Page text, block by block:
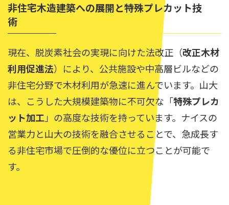
非住宅木造建築への展開と特殊プレカット技
術
現在、脱炭素社会の実現に向けた法改正（改正木材
利用促進法）により、公共施設や中高層ビルなどの
非住宅分野で木材利用が急速に進んでいます。山大
は、こうした大規模建築物に不可欠な「特殊プレカ
ット加工」の高度な技術を持っています。ナイスの
営業力と山大の技術を融合させることで、急成長す
る非住宅市場で圧倒的な優位に立つことが可能で
す。